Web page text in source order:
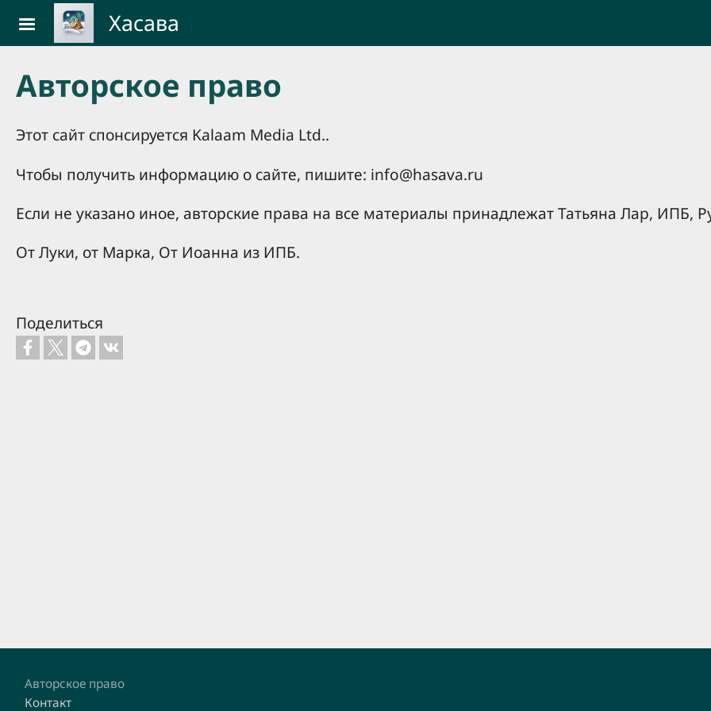
Skip to main contentХасава
Авторское право
Этот сайт спонсируется Kalaam Media Ltd..
Чтобы получить информацию о сайте, пишите: info@hasava.ru
Если не указано иное, авторские права на все материалы принадлежат Татьяна Лар, ИПБ,
От Луки, от Марка, От Иоанна из ИПБ.
Поделиться
Footer
Авторское право
Контакт